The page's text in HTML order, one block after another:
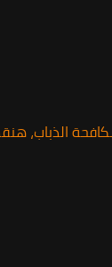
الذباب،